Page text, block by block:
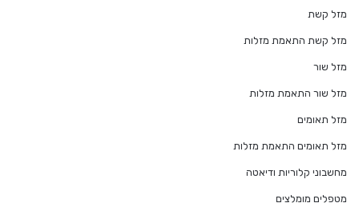
מזל קשת
מזל קשת התאמת מזלות
מזל שור
מזל שור התאמת מזלות
מזל תאומים
מזל תאומים התאמת מזלות
מחשבוני קלוריות ודיאטה
מטפלים מומלצים